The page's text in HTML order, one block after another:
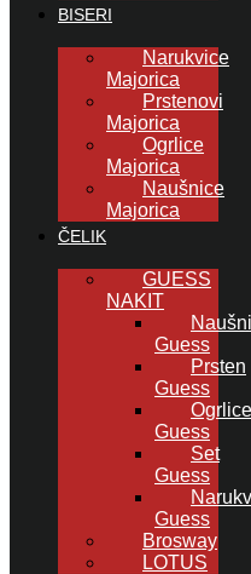
BISERI
Narukvice
Majorica
Prstenovi
Majorica
Ogrlice
Majorica
Naušnice
Majorica
ČELIK
GUESS
NAKIT
Guess
Prsten
Guess
Ogrlice
Guess
Set
Guess
Guess
Brosway
LOTUS